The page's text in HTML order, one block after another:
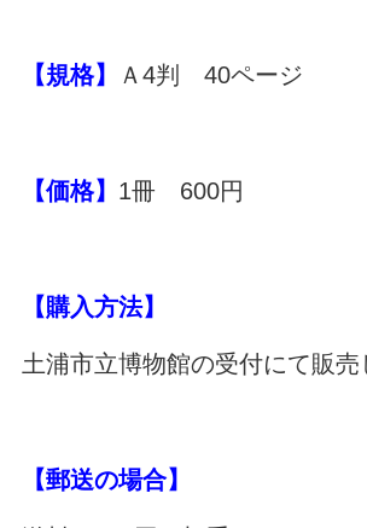
【規格】 Ａ4判 40ページ
【価格】 1冊 600円
【購入方法】
土浦市立博物館の受付にて販売
【郵送の場合】